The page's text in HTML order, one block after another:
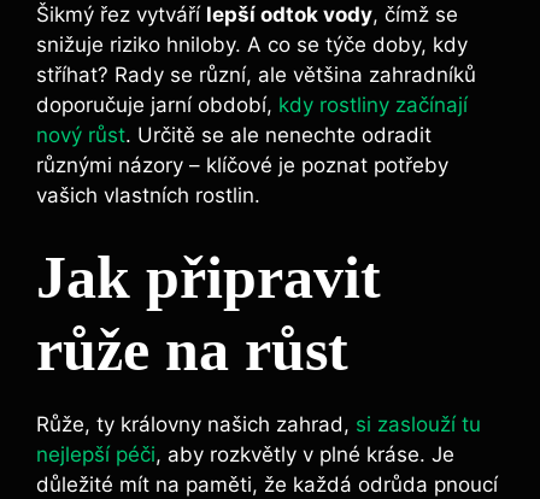
Šikmý​ řez vytváří lepší odtok vody, ⁣čímž se
snižuje riziko‌ hniloby.⁤ A co se týče doby, ⁣kdy​
stříhat? Rady⁤ se ⁤různí, ale většina⁤ zahradníků‌
doporučuje jarní období, kdy rostliny začínají
nový růst. Určitě se ale nenechte odradit⁢
různými názory⁣ –‍ klíčové je⁢ poznat potřeby
⁢vašich vlastních rostlin.
Jak připravit
růže na růst
Růže, ty‍ královny‍ našich zahrad, si⁢ zaslouží ⁤tu
nejlepší péči, aby rozkvětly v plné⁤ kráse.‌ Je⁣
důležité mít na paměti, že každá odrůda⁣ pnoucí ​